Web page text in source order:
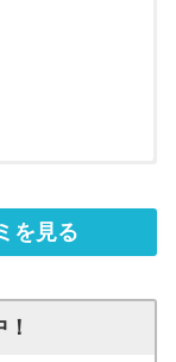
を見る